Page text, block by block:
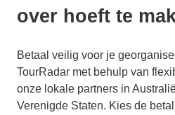
over hoeft te
Betaal veilig voor je
TourRadar met behulp van
onze lokale partners in
Verenigde Staten. Kies de